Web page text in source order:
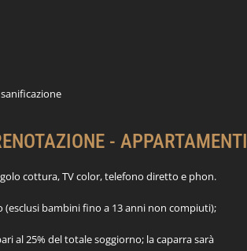
- APPARTAMENTI
cottura, TV color, telefono diretto e phon.
(esclusi bambini fino a 13 anni non compiuti);
al 25% del totale soggiorno; la caparra sarà